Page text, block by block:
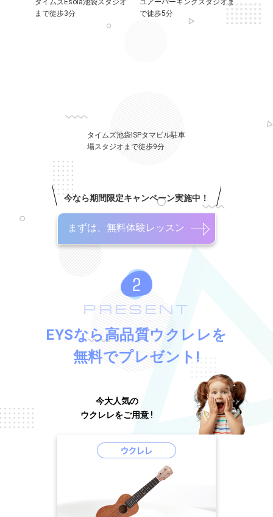
タイムズEsola池袋スタジオ
まで徒歩3分
ユアーパーキングスタジオま
で徒歩5分
タイムズ池袋ISPタマビル駐車
場スタジオまで徒歩9分
今なら期間限定キャンペーン実施中！
まずは、無料体験レッスン
PRESENT
EYSなら高品質ウクレレを
無料でプレゼント!
今大人気の
ウクレレをご用意 !